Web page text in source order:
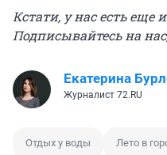
Кстати, у нас есть еще
Подписывайтесь на
Екатерина
Журналист 72.RU
Отдых у воды Лето в